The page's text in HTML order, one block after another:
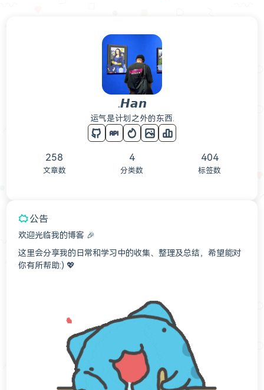
.𝙃𝙖𝙣
运气是计划之外的东西.
258
文章数
4
分类数
404
标签数
公告
欢迎光临我的博客 🎉
这里会分享我的日常和学习中的收集、整理及总结，希望能对
你有所帮助:) 💖